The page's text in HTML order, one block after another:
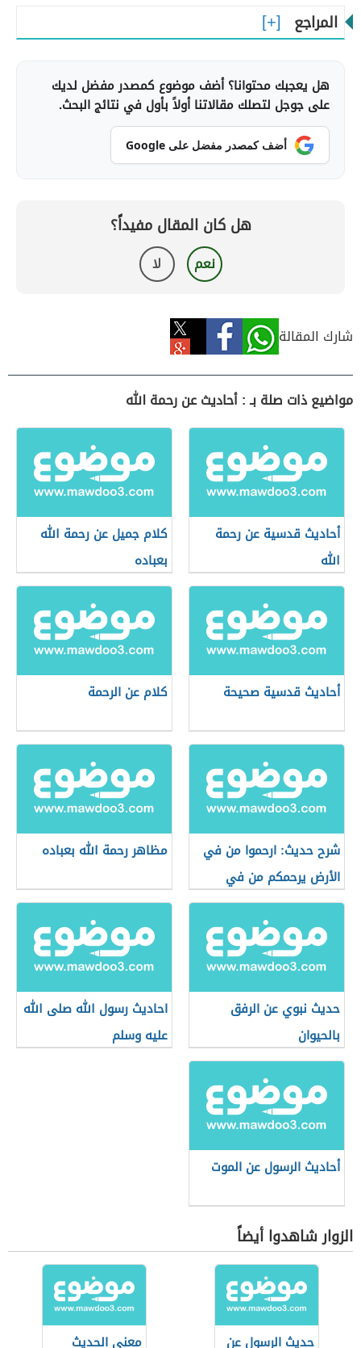
المراجع
هل يعجبك محتوانا؟ أضف موضوع كمصدر مفضل لديك
على جوجل لتصلك مقالاتنا أولاً بأول في نتائج البحث.
أضف كمصدر مفضل على Google
هل كان المقال مفيداً؟
نعم لا
شارك المقالة
مواضيع ذات صلة بـ : أحاديث عن رحمة الله
أحاديث قدسية عن رحمة
الله
كلام جميل عن رحمة الله
بعباده
أحاديث قدسية صحيحة كلام عن الرحمة
شرح حديث: ارحموا من في
الأرض يرحمكم من في
السماء
مظاهر رحمة الله بعباده
حديث نبوي عن الرفق
بالحيوان
احاديث رسول الله صلى الله
عليه وسلم
أحاديث الرسول عن الموت
الزوار شاهدوا أيضاً
حديث الرسول عن معنى الحديث